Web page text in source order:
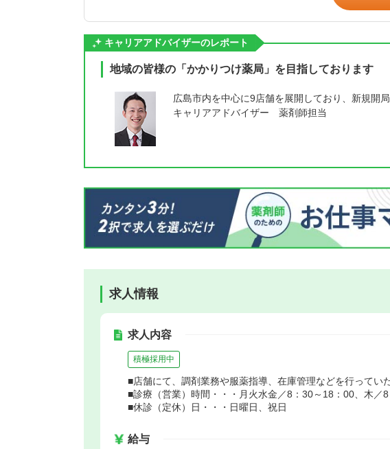
キャリアアドバイザーのレポート
地域の皆様の「かかりつけ薬局」を目指しております
広島市内を中心に9店舗を展開しており、新規開
キャリアアドバイザー 薬剤師担当
求人情報
求人内容
積極採用中
■店舗にて、調剤業務や服薬指導、在庫管理などを行ってい
■診療（営業）時間・・・月火水金／8：30～18：00、木／
■休診（定休）日・・・日曜日、祝日
給与